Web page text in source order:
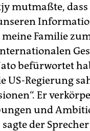
mutmaßte,
Familie zum
befürwortet
US-Regierung
Er
und
sagte der